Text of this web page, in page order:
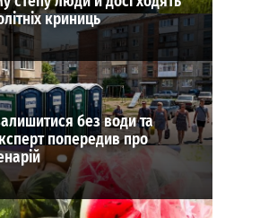
криниць
без води та
попередив про